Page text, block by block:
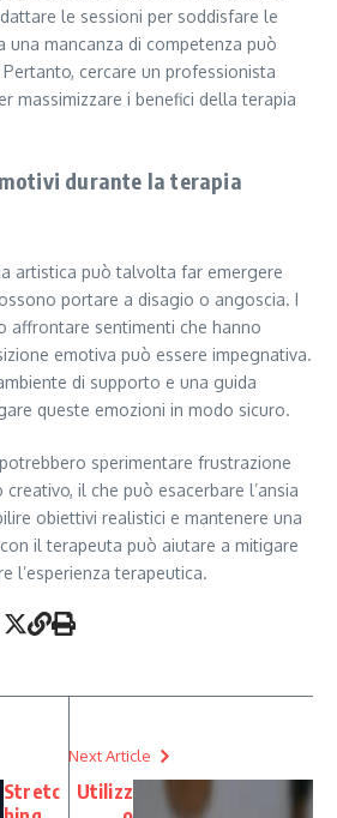
le sessioni per soddisfare le
una mancanza di competenza può
cercare un professionista
massimizzare i benefici della terapia
durante la terapia
artistica può talvolta far emergere
portare a disagio o angoscia. I
affrontare sentimenti che hanno
emotiva può essere impegnativa.
di supporto e una guida
queste emozioni in modo sicuro.
sperimentare frustrazione
il che può esacerbare l’ansia
obiettivi realistici e mantenere una
il terapeuta può aiutare a mitigare
l’esperienza terapeutica.
Stretc
Next Article
Utilizz